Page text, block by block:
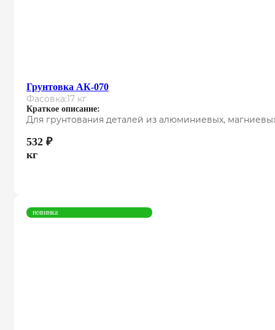
Грунтовка АК-070
Фасовка:17 кг
Краткое описание:
Для грунтования деталей из алюминиевых,
532 ₽
кг
новинка